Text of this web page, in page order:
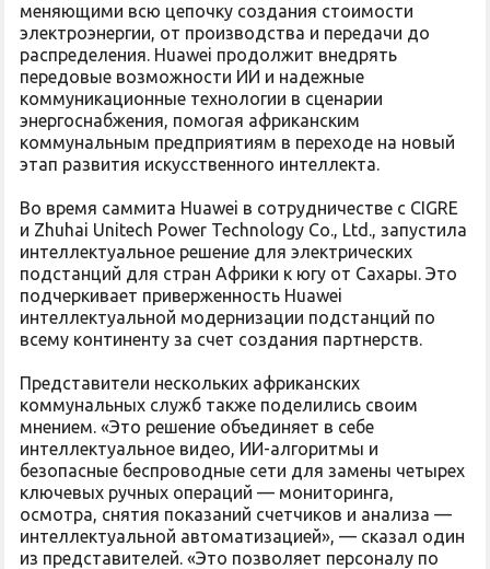
меняющими всю цепочку создания стоимости
электроэнергии, от производства и передачи до
распределения. Huawei продолжит внедрять
передовые возможности ИИ и надежные
коммуникационные технологии в сценарии
энергоснабжения, помогая африканским
коммунальным предприятиям в переходе на новый
этап развития искусственного интеллекта.
Во время саммита Huawei в сотрудничестве с CIGRE
и Zhuhai Unitech Power Technology Co., Ltd., запустила
интеллектуальное решение для электрических
подстанций для стран Африки к югу от Сахары. Это
подчеркивает приверженность Huawei
интеллектуальной модернизации подстанций по
всему континенту за счет создания партнерств.
Представители нескольких африканских
коммунальных служб также поделились своим
мнением. «Это решение объединяет в себе
интеллектуальное видео, ИИ-алгоритмы и
безопасные беспроводные сети для замены четырех
ключевых ручных операций — мониторинга,
осмотра, снятия показаний счетчиков и анализа —
интеллектуальной автоматизацией», — сказал один
из представителей. «Это позволяет персоналу по